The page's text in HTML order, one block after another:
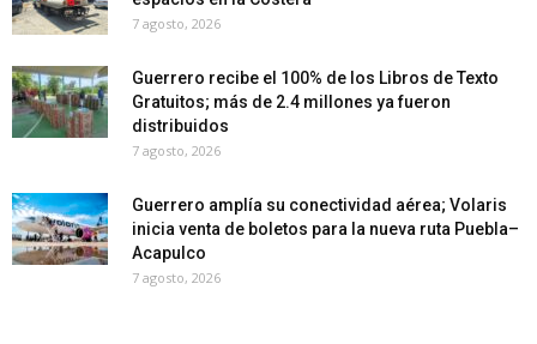
7 agosto, 2026
Guerrero recibe el 100% de los Libros de Texto
Gratuitos; más de 2.4 millones ya fueron
distribuidos
7 agosto, 2026
Guerrero amplía su conectividad aérea; Volaris
inicia venta de boletos para la nueva ruta Puebla–
Acapulco
7 agosto, 2026